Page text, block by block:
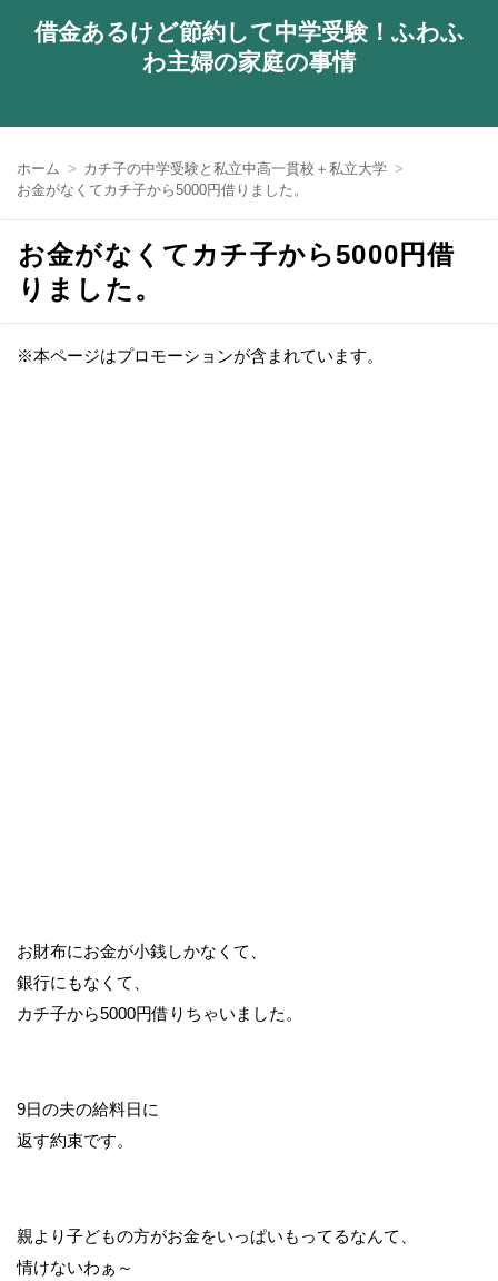
借金あるけど節約して中学受験！ふわふ
わ主婦の家庭の事情
ホーム
カチ子の中学受験と私立中高一貫校＋私立大学
お金がなくてカチ子から5000円借りました。
お金がなくてカチ子から5000円借
りました。
※本ページはプロモーションが含まれています。
お財布にお金が小銭しかなくて、
銀行にもなくて、
カチ子から5000円借りちゃいました。
9日の夫の給料日に
返す約束です。
親より子どもの方がお金をいっぱいもってるなんて、
情けないわぁ～